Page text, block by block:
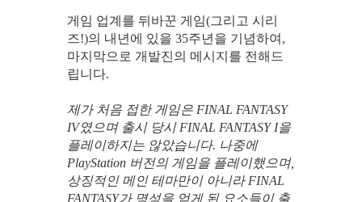
게임 업계를 뒤바꾼 게임(그리고 시리
즈!)의 내년에 있을 35주년을 기념하여,
마지막으로 개발진의 메시지를 전해드
립니다.
제가 처음 접한 게임은 FINAL FANTASY
IV였으며 출시 당시 FINAL FANTASY I을
플레이하지는 않았습니다. 나중에
PlayStation 버전의 게임을 플레이했으며,
상징적인 메인 테마만이 아니라 FINAL
FANTASY가 명성을 얻게 된 요소들이 출